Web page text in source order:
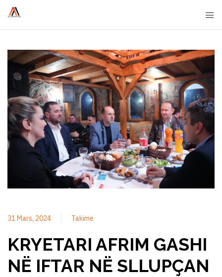
31 Mars, 2024 Takime
KRYETARI AFRIM GASHI
NË IFTAR NË SLLUPÇAN